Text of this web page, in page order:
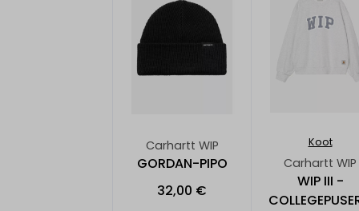
Carhartt WIP
GORDAN-PIPO
32,00 €
Koot
Carhartt WIP
WIP III -